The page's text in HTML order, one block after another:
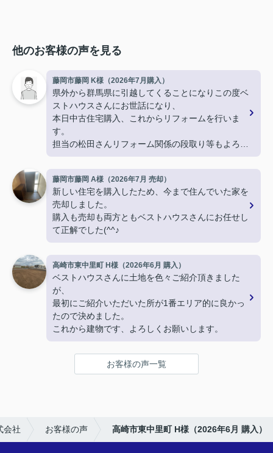
他のお客様の声を見る
藤岡市藤岡 K様（2026年7月購入）
県外から群馬県に引越してくることになりこの度ベ
ストハウスさんにお世話になり、
本日中古住宅購入、これからリフォームを行いま
す。
担当の松田さんリフォーム関係の段取り等もよろし
藤岡市藤岡 A様（2026年7月 売却）
新しい住宅を購入したため、今まで住んでいた家を
売却しました。
購入も売却も両方ともベストハウスさんにお任せし
て正解でした(^^♪
高崎市東中里町 H様（2026年6月 購入）
ベストハウスさんに土地を色々ご紹介頂きました
が、
最初にご紹介いただいた所が1番エリア的に良かっ
たので決めました。
これから建物です、よろしくお願いします。
お客様の声一覧
会社 お客様の声 高崎市東中里町 H様（2026年6月 購入）